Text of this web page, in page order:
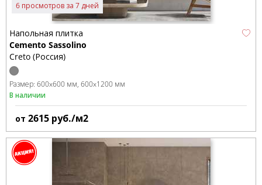
6 просмотров за 7 дней
Напольная плитка
Cemento Sassolino
Creto (Россия)
Размер: 600x600 мм 600x1200 мм
В наличии
от 2615 руб./м2